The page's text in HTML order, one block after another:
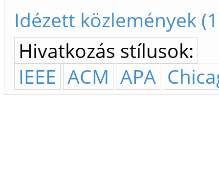
Idézett közlemények
Hivatkozás stílusok:
IEEE ACM APA